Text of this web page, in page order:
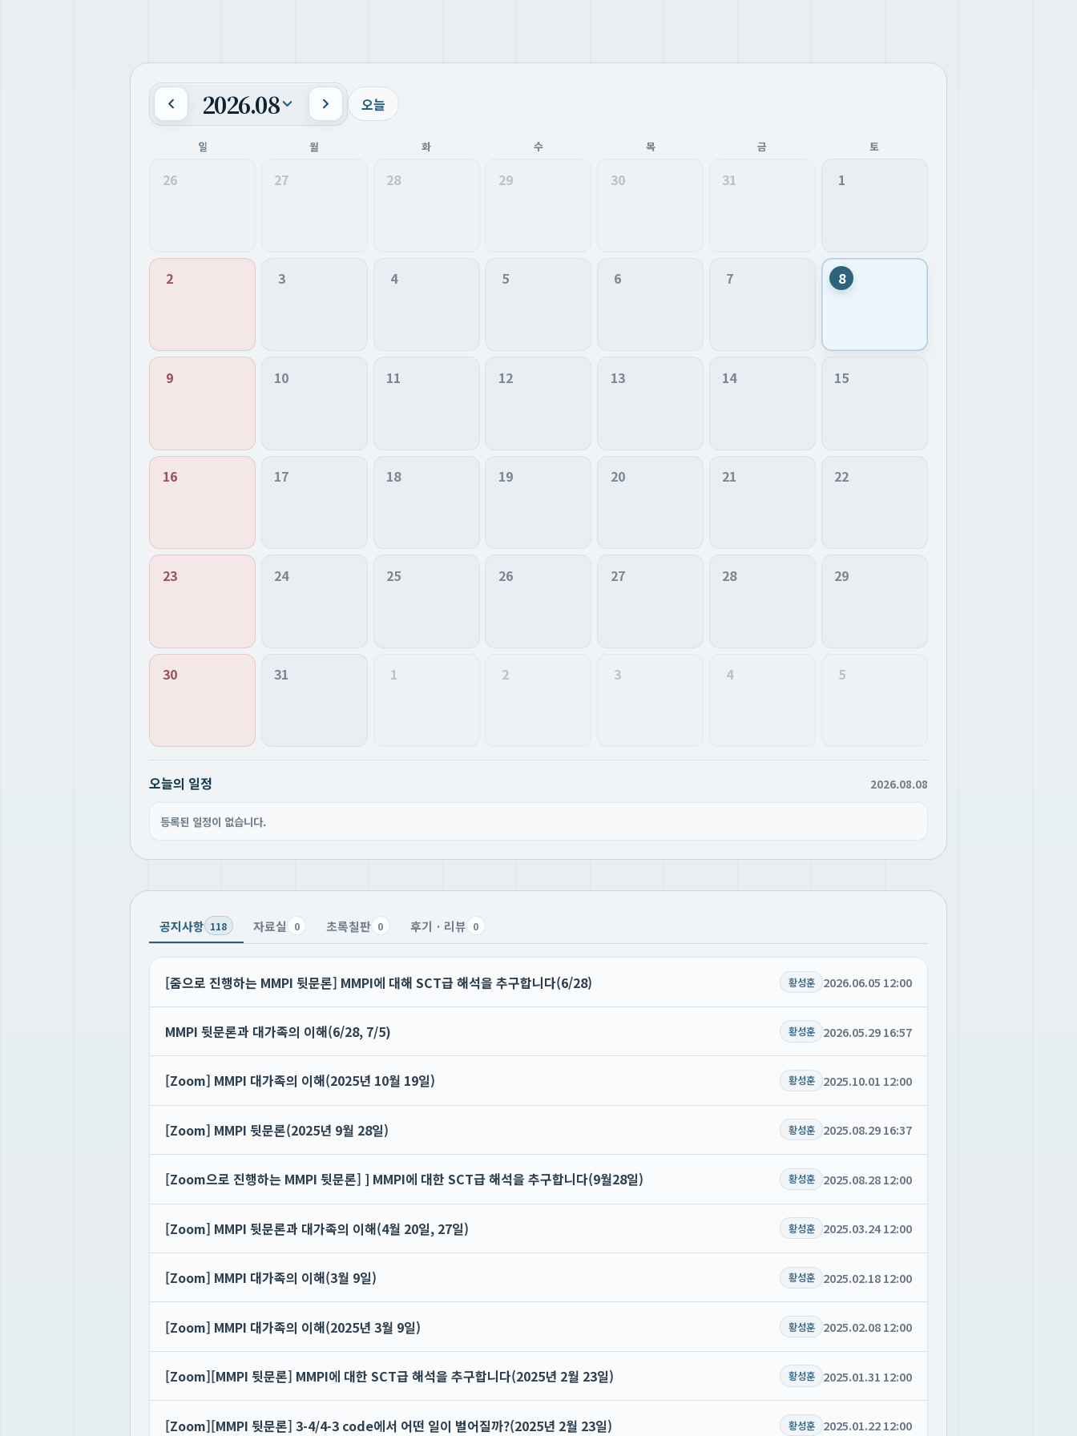
2026.08 오늘
일 월 화 수 목 금 토
26 27 28 29 30 31 1
2 3 4 5 6 7 8
9 10 11 12 13 14 15
16 17 18 19 20 21 22
23 24 25 26 27 28 29
30 31 1 2 3 4 5
오늘의 일정 2026.08.08
등록된 일정이 없습니다.
공지사항 118 자료실 0 초록칠판 0 후기 · 리뷰 0
[줌으로 진행하는 MMPI 뒷문론] MMPI에 대해 SCT급 해석을 추구합니다(6/28) 황성훈 2026.06.05 12:00
MMPI 뒷문론과 대가족의 이해(6/28, 7/5) 황성훈 2026.05.29 16:57
[Zoom] MMPI 대가족의 이해(2025년 10월 19일) 황성훈 2025.10.01 12:00
[Zoom] MMPI 뒷문론(2025년 9월 28일) 황성훈 2025.08.29 16:37
[Zoom으로 진행하는 MMPI 뒷문론] ] MMPI에 대한 SCT급 해석을 추구합니다(9월28일) 황성훈 2025.08.28 12:00
[Zoom] MMPI 뒷문론과 대가족의 이해(4월 20일, 27일) 황성훈 2025.03.24 12:00
[Zoom] MMPI 대가족의 이해(3월 9일) 황성훈 2025.02.18 12:00
[Zoom] MMPI 대가족의 이해(2025년 3월 9일) 황성훈 2025.02.08 12:00
[Zoom][MMPI 뒷문론] MMPI에 대한 SCT급 해석을 추구합니다(2025년 2월 23일) 황성훈 2025.01.31 12:00
[Zoom][MMPI 뒷문론] 3-4/4-3 code에서 어떤 일이 벌어질까?(2025년 2월 23일) 황성훈 2025.01.22 12:00